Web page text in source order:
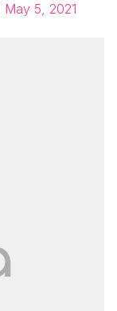
May 5, 2021